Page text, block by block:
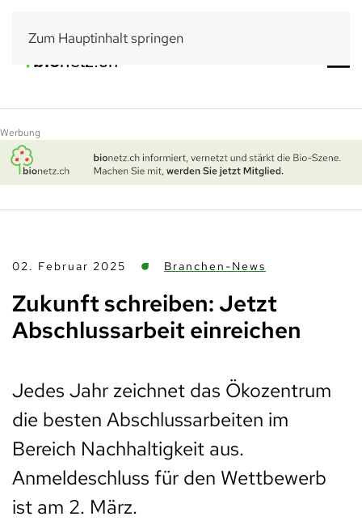
Zum Hauptinhalt springen
Werbung
02. Februar 2025 Branchen-News
Zukunft schreiben: Jetzt
Abschlussarbeit einreichen
Jedes Jahr zeichnet das Ökozentrum
die besten Abschlussarbeiten im
Bereich Nachhaltigkeit aus.
Anmeldeschluss für den Wettbewerb
ist am 2. März.